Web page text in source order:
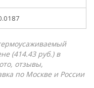
(414.43 руб.) в
отзывы,
по Москве и России